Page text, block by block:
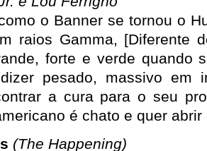
o Banner se tornou o
raios Gamma, [Diferente
forte e verde quando
pesado, massivo em
a cura para o seu
é chato e quer
(The Happening)